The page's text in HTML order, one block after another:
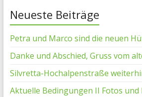
Neueste Beiträge
Petra und Marco sind die neuen
Danke und Abschied, Gruss vom
Silvretta-Hochalpenstraße
Aktuelle Bedingungen II Fotos und